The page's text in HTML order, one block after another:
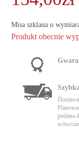
Misa szklana o
Produkt obecnie
podana